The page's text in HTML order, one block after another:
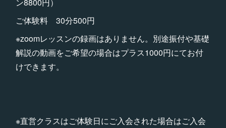
ご体験料 30分500円
※zoomレッスンの録画はありません。別途振付や基礎
解説の動画をご希望の場合はプラス1000円にてお付
けできます。
※直営クラスはご体験日にご入会された場合はご入会